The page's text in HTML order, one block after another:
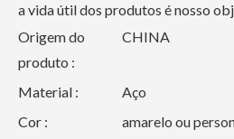
a vida útil dos produtos é nosso
Origem do
produto :
CHINA
Material :
Aço
Cor :
amarelo ou